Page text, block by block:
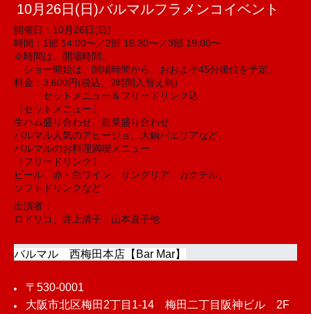
10月26日(日)バルマルフラメンコイベント
開催日：10月26日(日)
時間：1部 14:00〜／2部 16:30〜／3部 19:00〜
※時間は、開場時間。
ショー開始は、開場時間から、おおよそ45分後位を予定。
料金：3,600円(税込、2時間入替え制)
セットメニュー＆フリードリンク込
〔セットメニュー〕
生ハム盛り合わせ、前菜盛り合わせ、
バルマル人気のアヒージョ、大鍋パエリアなど、
バルマルのお料理満喫メニュー
〔フリードリンク〕
ビール、赤・白ワイン、サングリア、カクテル、
ソフトドリンクなど
出演者：
ロドリゴ、井上清子、山本直子他
バルマル 西梅田本店【Bar Mar】
〒530-0001
大阪市北区梅田2丁目1-14 梅田二丁目阪神ビル 2F